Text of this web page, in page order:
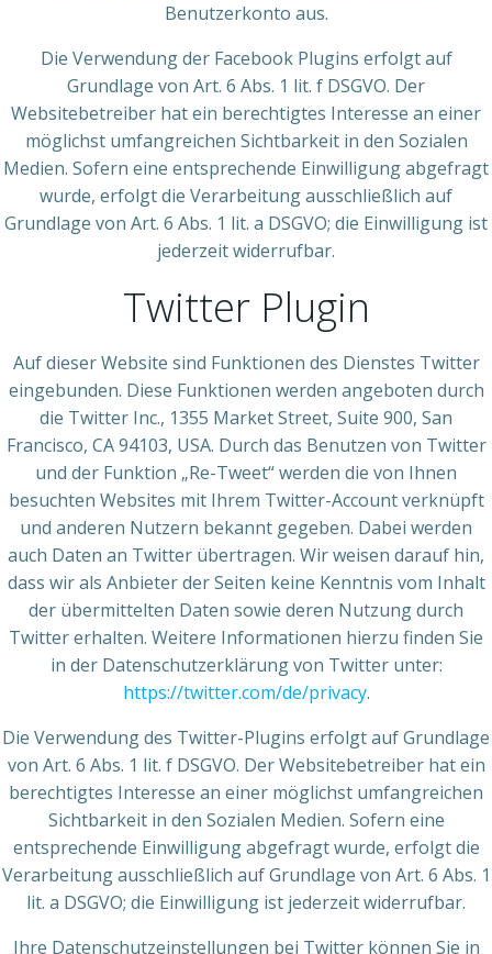
Benutzerkonto aus.
Die Verwendung der Facebook Plugins erfolgt auf
Grundlage von Art. 6 Abs. 1 lit. f DSGVO. Der
Websitebetreiber hat ein berechtigtes Interesse an einer
möglichst umfangreichen Sichtbarkeit in den Sozialen
Medien. Sofern eine entsprechende Einwilligung abgefragt
wurde, erfolgt die Verarbeitung ausschließlich auf
Grundlage von Art. 6 Abs. 1 lit. a DSGVO; die Einwilligung ist
jederzeit widerrufbar.
Twitter Plugin
Auf dieser Website sind Funktionen des Dienstes Twitter
eingebunden. Diese Funktionen werden angeboten durch
die Twitter Inc., 1355 Market Street, Suite 900, San
Francisco, CA 94103, USA. Durch das Benutzen von Twitter
und der Funktion „Re-Tweet“ werden die von Ihnen
besuchten Websites mit Ihrem Twitter-Account verknüpft
und anderen Nutzern bekannt gegeben. Dabei werden
auch Daten an Twitter übertragen. Wir weisen darauf hin,
dass wir als Anbieter der Seiten keine Kenntnis vom Inhalt
der übermittelten Daten sowie deren Nutzung durch
Twitter erhalten. Weitere Informationen hierzu finden Sie
in der Datenschutzerklärung von Twitter unter:
https://twitter.com/de/privacy.
Die Verwendung des Twitter-Plugins erfolgt auf Grundlage
von Art. 6 Abs. 1 lit. f DSGVO. Der Websitebetreiber hat ein
berechtigtes Interesse an einer möglichst umfangreichen
Sichtbarkeit in den Sozialen Medien. Sofern eine
entsprechende Einwilligung abgefragt wurde, erfolgt die
Verarbeitung ausschließlich auf Grundlage von Art. 6 Abs. 1
lit. a DSGVO; die Einwilligung ist jederzeit widerrufbar.
Ihre Datenschutzeinstellungen bei Twitter können Sie in